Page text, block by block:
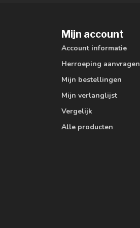
Mijn account
Account informatie
Herroeping aanvragen
Mijn bestellingen
Mijn verlanglijst
Vergelijk
Alle producten